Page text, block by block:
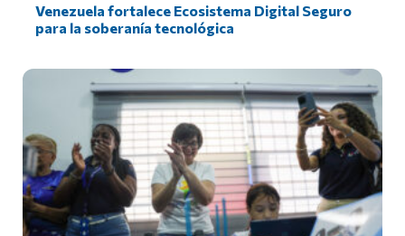
Venezuela fortalece Ecosistema Digital Seguro
para la soberanía tecnológica